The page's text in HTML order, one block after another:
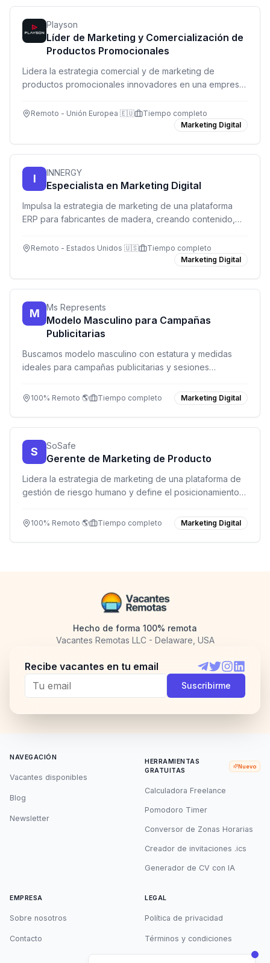
Playson
Líder de Marketing y Comercialización de
Productos Promocionales
Lidera la estrategia comercial y de marketing de
productos promocionales innovadores en una empresa
Remoto - Unión Europea 🇪🇺
Tiempo completo
Marketing Digital
I INNERGY
Especialista en Marketing Digital
Impulsa la estrategia de marketing de una plataforma
ERP para fabricantes de madera, creando contenido,
comodidad de tu hogar.
Remoto - Estados Unidos 🇺🇸
Tiempo completo
Marketing Digital
M Ms Represents
Modelo Masculino para Campañas
Publicitarias
Buscamos modelo masculino con estatura y medidas
ideales para campañas publicitarias y sesiones
industria del modelaje.
100% Remoto 🌎 Tiempo completo Marketing Digital
S SoSafe
Gerente de Marketing de Producto
Lidera la estrategia de marketing de una plataforma de
gestión de riesgo humano y define el posicionamiento
100% Remoto 🌎 Tiempo completo Marketing Digital
Hecho de forma 100% remota
Vacantes Remotas LLC - Delaware, USA
Recibe vacantes en tu email
Telegram
TwitterInstagram
Suscribirme
NAVEGACIÓN
Vacantes disponibles
Blog
Newsletter
HERRAMIENTAS
GRATUITAS
Nuevo
Calculadora Freelance
Pomodoro Timer
Conversor de Zonas Horarias
Creador de invitaciones .ics
Generador de CV con IA
EMPRESA
Sobre nosotros
Contacto
LEGAL
Política de privacidad
Términos y condiciones